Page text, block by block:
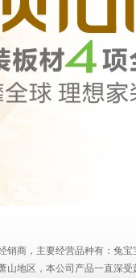
商，主要经营品种有：兔
山地区，本公司产品一直深